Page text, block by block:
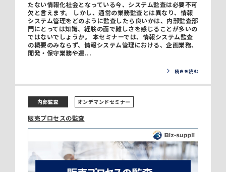
たない情報化社会となっている今、システム監査は必要不可
欠と言えます。 しかし、通常の業務監査とは異なり、情報
システム管理をどのように監査したら良いかは、内部監査部
門にとっては知識、経験の面で難しさを感じることが多いの
ではないでしょうか。 本セミナーでは、情報システム監査
の概要のみならず、情報システム管理における、企画業務、
開発・保守業務や運...
続きを読む
内部監査 オンデマンドセミナー
販売プロセスの監査